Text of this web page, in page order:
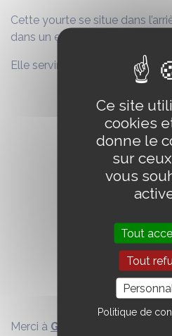
Cette yourte se situe dans
dans un espace restreint et
Elle servira de classe d’école
Merci à Graine d’École
pour
Ce site
cookies
donne le
sur
vous
Tout
Tout
Politique de